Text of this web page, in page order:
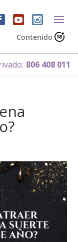
Contenido
806 408 011